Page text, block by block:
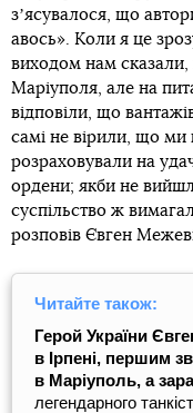
зʼясувалося, що
авось». Коли я це
виходом нам сказали,
Маріуполя, але на
відповіли, що
самі не вірили, що
розраховували на
ордени; якби не
суспільство ж
розповів Євген
Читайте також:
Герой України
в Ірпені, першим
в Маріуполь, а
легендарного